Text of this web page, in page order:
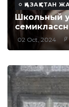
ҚАЗАҚСТАН
Школьный
02 Oct, 2024